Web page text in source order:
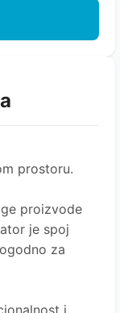
prostoru.
proizvode
je spoj
za
i